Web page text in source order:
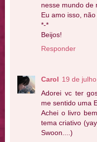
nesse mundo de
Eu amo isso,
*-*
Beijos!
Responder
Carol 19 de
Adorei vc ter
me sentido uma
Achei o livro
tema criativo
Swoon....)